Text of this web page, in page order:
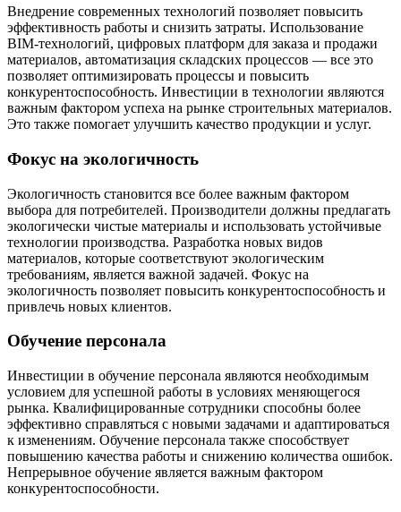
Внедрение современных технологий позволяет повысить
эффективность работы и снизить затраты. Использование
BIM-технологий, цифровых платформ для заказа и продажи
материалов, автоматизация складских процессов — все это
позволяет оптимизировать процессы и повысить
конкурентоспособность. Инвестиции в технологии являются
важным фактором успеха на рынке строительных материалов.
Это также помогает улучшить качество продукции и услуг.
Фокус на экологичность
Экологичность становится все более важным фактором
выбора для потребителей. Производители должны предлагать
экологически чистые материалы и использовать устойчивые
технологии производства. Разработка новых видов
материалов, которые соответствуют экологическим
требованиям, является важной задачей. Фокус на
экологичность позволяет повысить конкурентоспособность и
привлечь новых клиентов.
Обучение персонала
Инвестиции в обучение персонала являются необходимым
условием для успешной работы в условиях меняющегося
рынка. Квалифицированные сотрудники способны более
эффективно справляться с новыми задачами и адаптироваться
к изменениям. Обучение персонала также способствует
повышению качества работы и снижению количества ошибок.
Непрерывное обучение является важным фактором
конкурентоспособности.